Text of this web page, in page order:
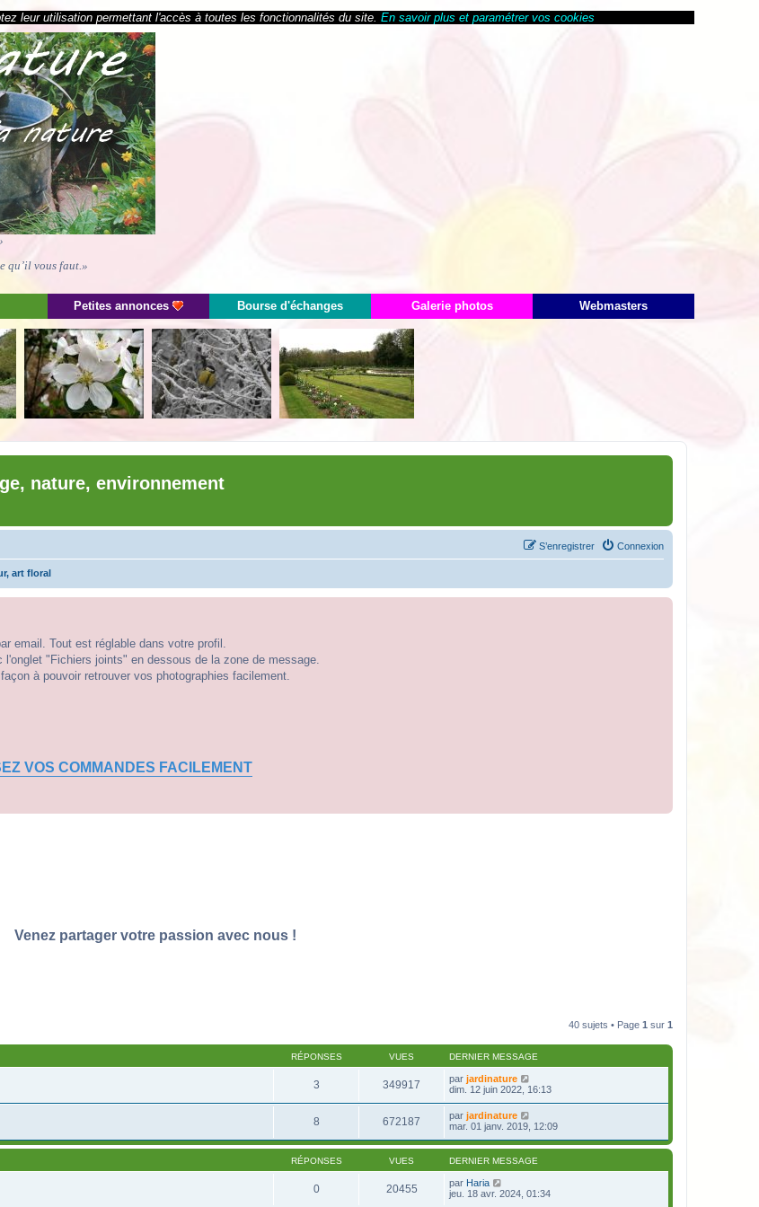
leur utilisation permettant l'accès à toutes les fonctionnalités du site. En savoir plus et paramétrer vos cookies
qu’il vous faut.»
Petites annonces Bourse d'échanges Galerie photos Webmasters
nature, environnement
Connexion
S’enregistrer
art floral
email. Tout est réglable dans votre profil.
"Fichiers joints" en dessous de la zone de message.
à pouvoir retrouver vos photographies facilement.
VOS COMMANDES FACILEMENT
Venez partager votre passion avec nous !
40 sujets • Page 1 sur 1
RÉPONSES VUES DERNIER MESSAGE
3 349917 par jardinature
dim. 12 juin 2022, 16:13
8 672187 par jardinature
mar. 01 janv. 2019, 12:09
RÉPONSES VUES DERNIER MESSAGE
0 20455 par Haria
jeu. 18 avr. 2024, 01:34